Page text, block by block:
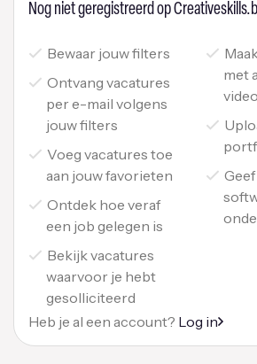
Nog niet geregistreerd op
Bewaar jouw filters
Ontvang vacatures
per e-mail volgens
jouw filters
Voeg vacatures toe
aan jouw favorieten
Ontdek hoe veraf
een job gelegen is
Bekijk vacatures
waarvoor je hebt
gesolliciteerd
met
Heb je al een account? Log in